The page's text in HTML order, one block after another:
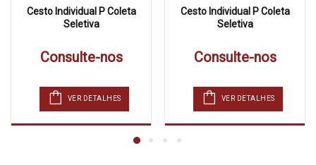
Cesto Individual P Coleta
Seletiva
Consulte-nos
VER DETALHES
Cesto Individual P Coleta
Seletiva
Consulte-nos
VER DETALHES